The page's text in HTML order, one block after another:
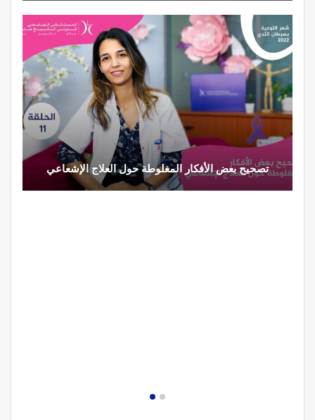
تصحيح بعض الأفكار المغلوطة حول العلاج الإشعاعي